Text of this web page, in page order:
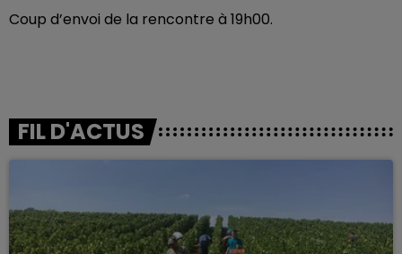
Coup d’envoi de la rencontre à 19h00.
FIL D'ACTUS